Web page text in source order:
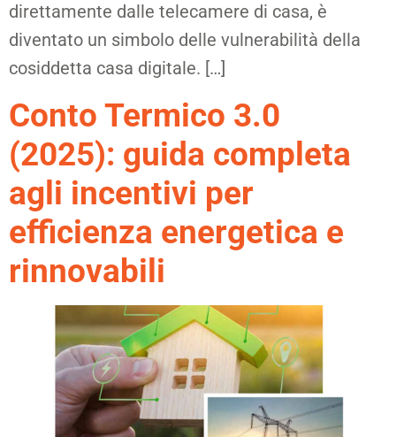
direttamente dalle telecamere di casa, è
diventato un simbolo delle vulnerabilità della
cosiddetta casa digitale. […]
Conto Termico 3.0
(2025): guida completa
agli incentivi per
efficienza energetica e
rinnovabili